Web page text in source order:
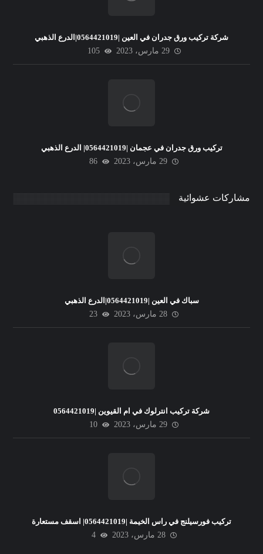
شركة تركيب ورق جدران في العين |0564421019|الدرع الذهبي
29 مارس، 2023
105
تركيب ورق جدران في عجمان |0564421019| الدرع الذهبي
29 مارس، 2023
86
مشاركات عشوائية
سباك في العين |0564421019|الدرع الذهبي
28 مارس، 2023
23
شركة تركيب انترلوك في ام القيوين |0564421019
29 مارس، 2023
10
تركيب فورسيلنج في راس الخيمة |0564421019| اسقف مستعارة
28 مارس، 2023
4